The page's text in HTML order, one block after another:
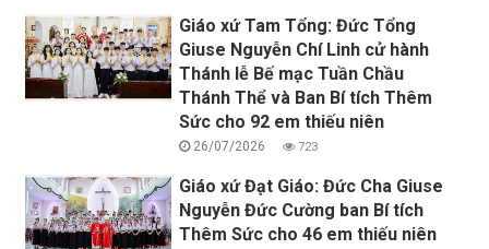
Giáo xứ Tam Tổng: Đức Tổng
Giuse Nguyễn Chí Linh cử hành
Thánh lễ Bế mạc Tuần Chầu
Thánh Thể và Ban Bí tích Thêm
Sức cho 92 em thiếu niên
26/07/2026 723
Giáo xứ Đạt Giáo: Đức Cha Giuse
Nguyễn Đức Cường ban Bí tích
Thêm Sức cho 46 em thiếu niên